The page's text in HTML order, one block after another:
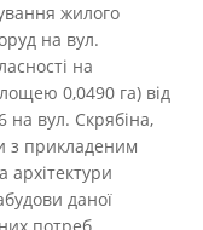
жилого
на вул.
на
0,0490 га) від
на вул. Скрябіна,
з прикладеним
архітектури
даної